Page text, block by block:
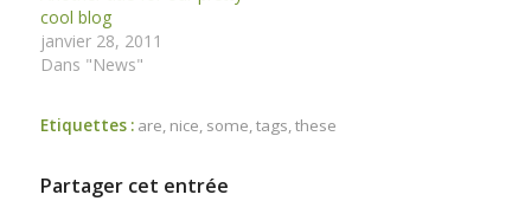
cool blog
janvier 28, 2011
Dans "News"
Etiquettes : are, nice, some,tags,these
Partager cet entrée